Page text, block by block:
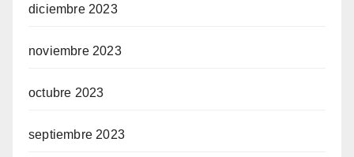
diciembre 2023
noviembre 2023
octubre 2023
septiembre 2023